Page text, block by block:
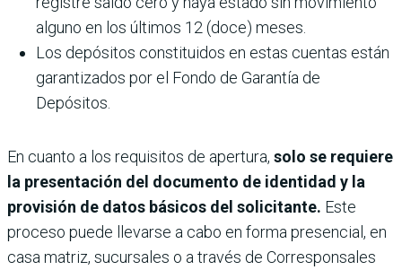
alguno en los últimos 12 (doce) meses.
Los depósitos constituidos en estas cuentas están
garantizados por el Fondo de Garantía de
Depósitos.
En cuanto a los requisitos de apertura, solo se requiere
la presentación del documento de identidad y la
provisión de datos básicos del solicitante. Este
proceso puede llevarse a cabo en forma presencial, en
casa matriz, sucursales o a través de Corresponsales